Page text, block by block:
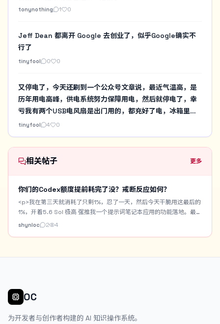
tonynothing 1 0
Jeff Dean 都离开 Google 去创业了，似乎Google确实不
行了
tinyfool 0 0
又停电了，今天还刷到一个公众号文章说，最近气温高，是
历年用电高峰，供电系统努力保障用电，然后就停电了，幸
亏我有两个USB电风扇是出门用的，都充好了电，冰箱里也
有冰好的无糖可乐，手机可以保障网络，不至于马上陷入到
热的难受又无法工作的状态
tinyfool 4 0
相关帖子 更多
你们的Codex额度提前耗完了没？戒断反应如何？
<p>我在第三天就消耗了只剩1%，忍了一天，然后今天干脆用这最后的
1%，开着5.6 Sol 极高 强推我一个提示词笔记本应用的功能落地。最终
用时3小时，居然还是跑完了。但是现在还是出现一些戒断反应，感觉
色定妆图。之后生图可以直接调用AI模特自动作为垫图。</p> <p>这是
AI模特资产库的界面： <img
da69da9d72a8.webp" alt="1bb0d28b-c7dd-4327-bafa-
shynloc 2 4
OC
为开发者与创作者构建的 AI 知识操作系统。